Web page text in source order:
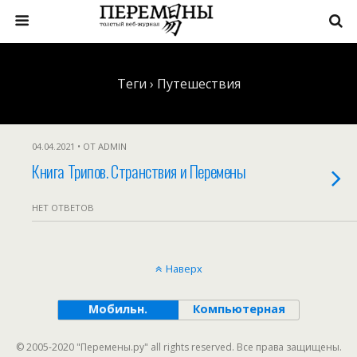
Теги › Путешествия
04.04.2021 • ОТ ADMIN
Книга Трипов. Странствия и Перемены
НЕТ ОТВЕТОВ
Наверх
Мобильн. Компьютерная
© 2005-2020 "Перемены.ру" all rights reserved. Все права защищены.